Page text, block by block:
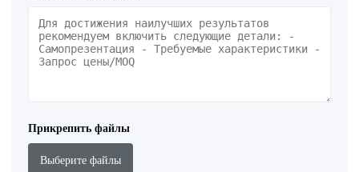
Прикрепить файлы
Выберите файлы